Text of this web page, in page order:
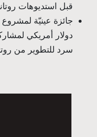
قبل استديوهات
دولار أمريكي
سرد للتطوير من روتانا